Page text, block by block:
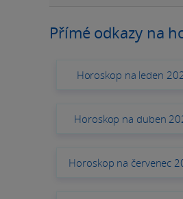
Přímé odkazy na
Horoskop na leden
Horoskop na duben
Horoskop na červenec